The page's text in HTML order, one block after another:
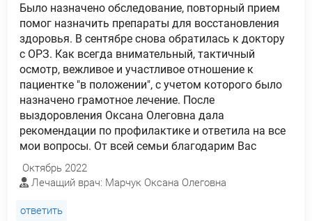
Было назначено обследование, повторный прием
помог назначить препараты для восстановления
здоровья. В сентябре снова обратилась к доктору
с ОРЗ. Как всегда внимательный, тактичный
осмотр, вежливое и участливое отношение к
пациентке "в положении", с учетом которого было
назначено грамотное лечение. После
выздоровления Оксана Олеговна дала
рекомендации по профилактике и ответила на все
мои вопросы. От всей семьи благодарим Вас
Октябрь 2022
Лечащий врач: Марчук Оксана Олеговна
ответить